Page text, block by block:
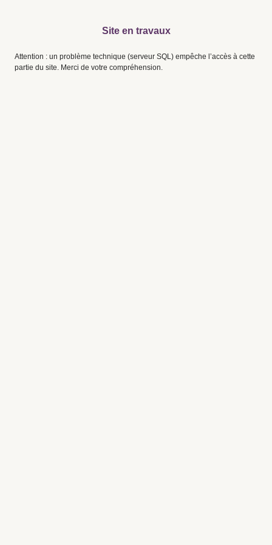
Site en travaux
Attention : un problème technique (serveur SQL) empêche l’accès à cette
partie du site. Merci de votre compréhension.